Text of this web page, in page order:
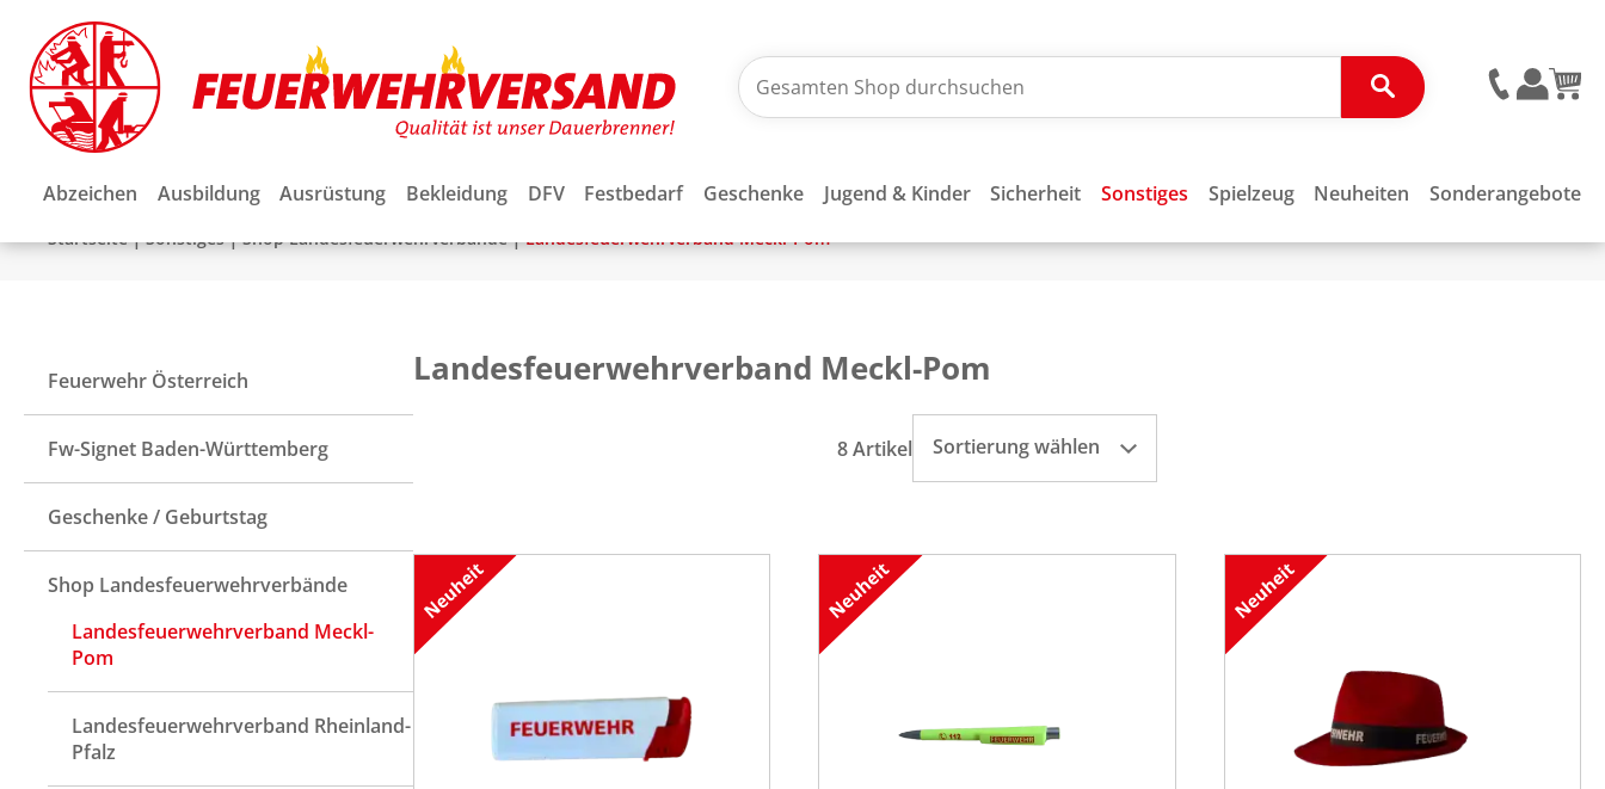
Abzeichen Ausbildung Ausrüstung Bekleidung DFV Festbedarf Geschenke Jugend & Kinder Sicherheit Sonstiges Spielzeug Neuheiten Sonderangebote
Startseite|Sonstiges|Shop Landesfeuerwehrverbände|Landesfeuerwehrverband Meckl-Pom
Feuerwehr Österreich
Fw-Signet Baden-Württemberg
Geschenke / Geburtstag
Shop Landesfeuerwehrverbände
Landesfeuerwehrverband Meckl-
Pom
Landesfeuerwehrverband Rheinland-
Pfalz
Landesfeuerwehrverband Meckl-Pom
8 Artikel Sortierung wählen